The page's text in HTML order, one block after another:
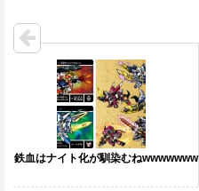
鉄血はナイト化が馴染むねwwwwwww